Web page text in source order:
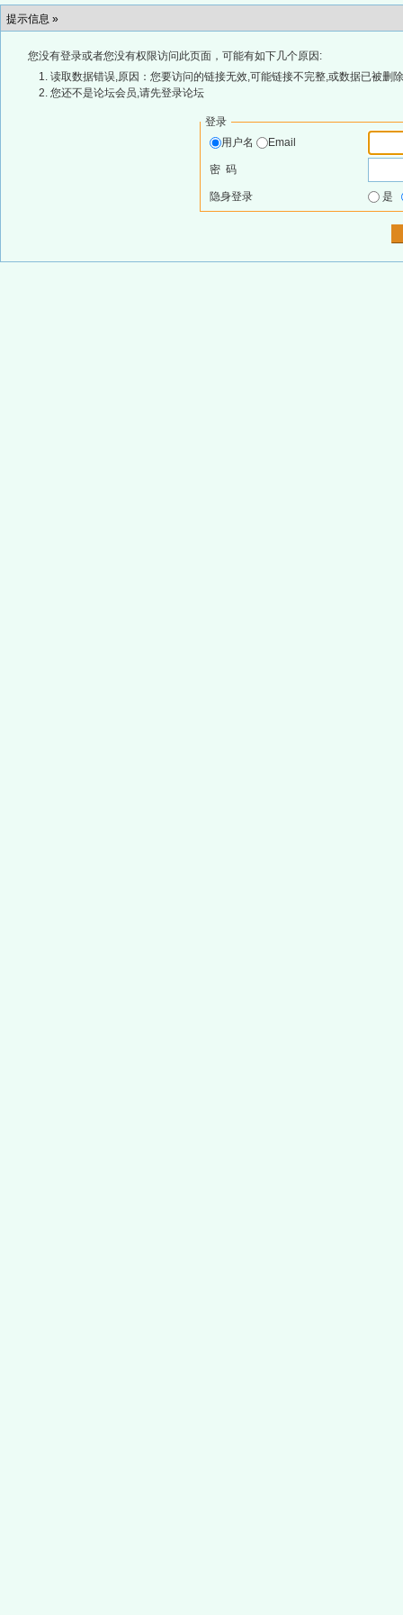
提示信息 »
您没有登录或者您没有权限访问此页面，可能有如下几个原因:
读取数据错误,原因：您要访问的链接无效,可能链接不完整,或数据已被删
您还不是论坛会员,请先登录论坛
登录
用户名
Email
密 码
隐身登录 是